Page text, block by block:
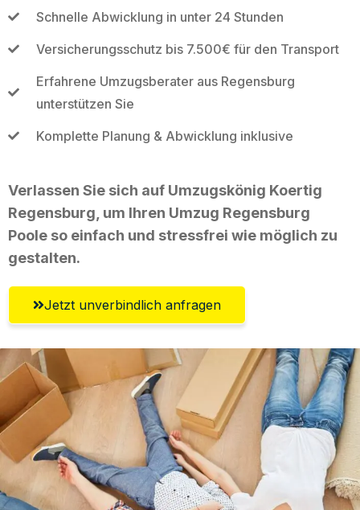
Schnelle Abwicklung in unter 24 Stunden
Versicherungsschutz bis 7.500€ für den Transport
Erfahrene Umzugsberater aus Regensburg
unterstützen Sie
Komplette Planung & Abwicklung inklusive
Verlassen Sie sich auf Umzugskönig Koertig
Regensburg, um Ihren Umzug Regensburg
Poole so einfach und stressfrei wie möglich zu
gestalten.
Jetzt unverbindlich anfragen